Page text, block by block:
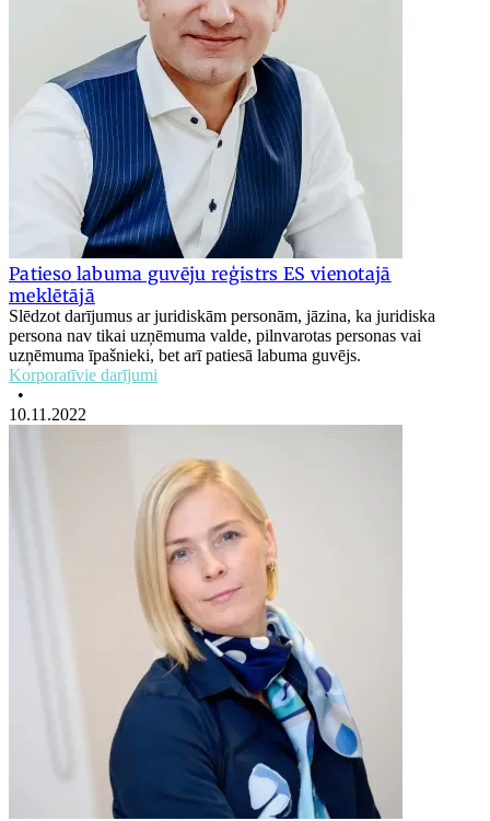
Patieso labuma guvēju reģistrs ES vienotajā
meklētājā
Slēdzot darījumus ar juridiskām personām, jāzina, ka juridiska
persona nav tikai uzņēmuma valde, pilnvarotas personas vai
uzņēmuma īpašnieki, bet arī patiesā labuma guvējs.
Korporatīvie darījumi
•
10.11.2022